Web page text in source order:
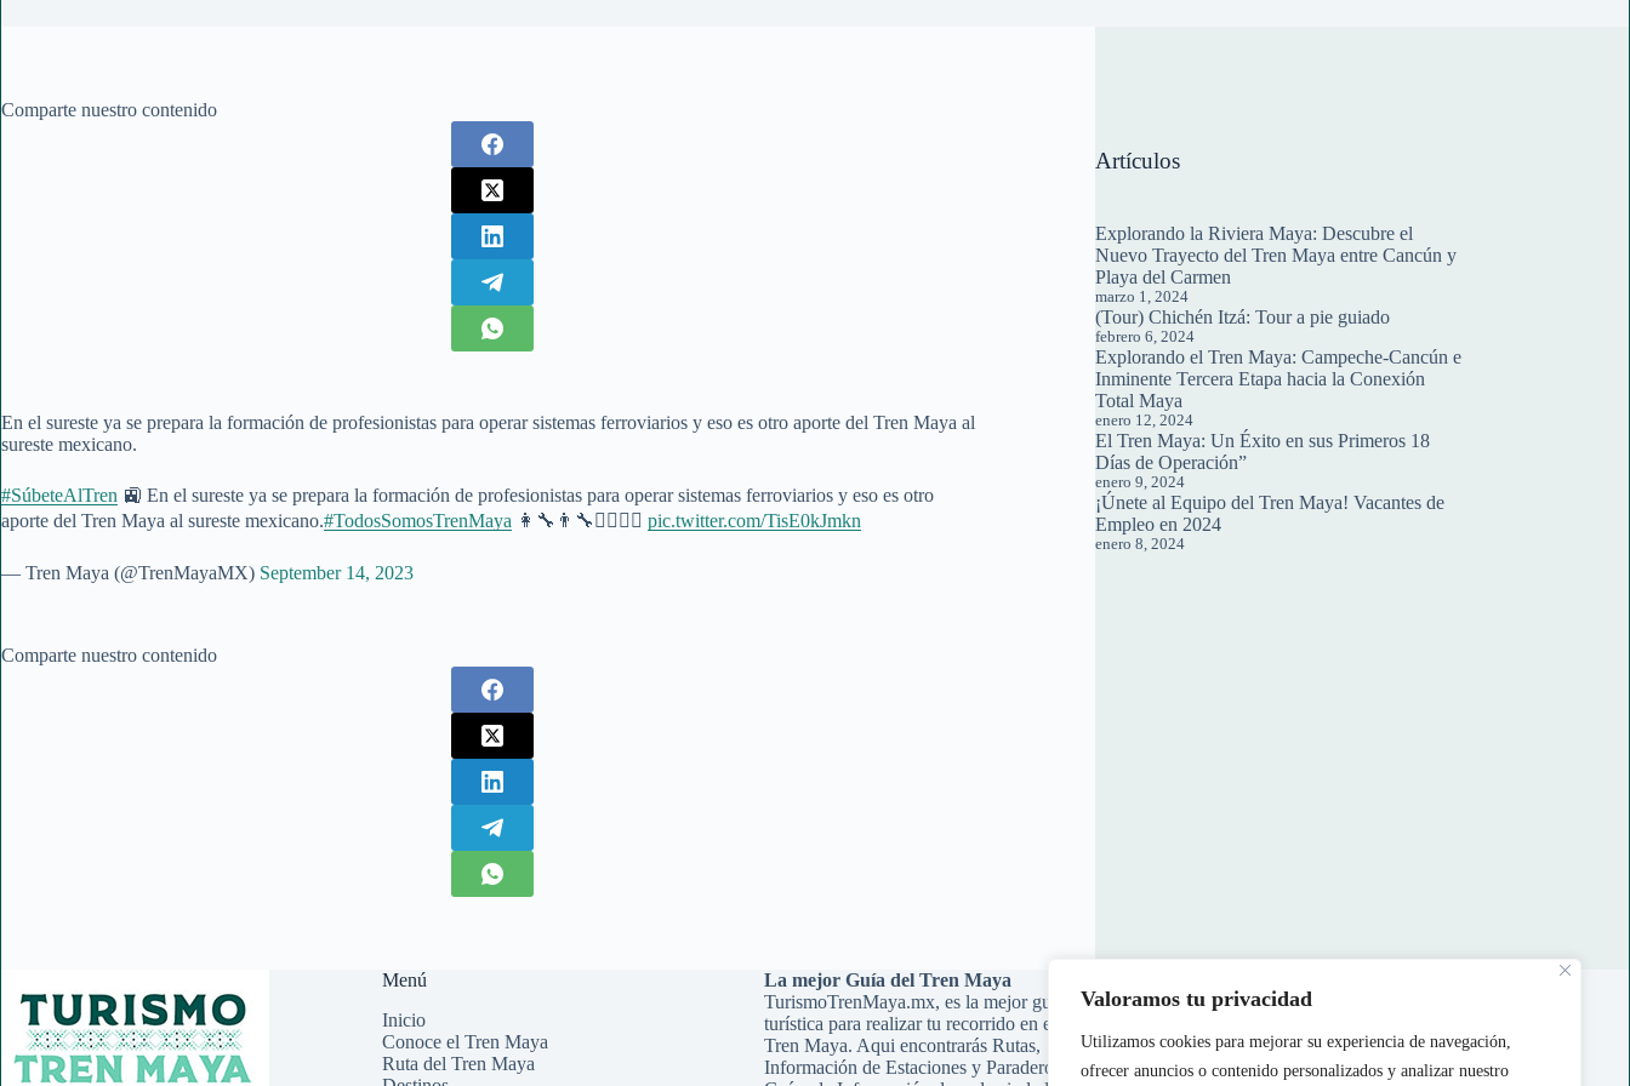
Valoramos tu privacidad
Utilizamos cookies para mejorar su experiencia de navegación,
ofrecer anuncios o contenido personalizados y analizar nuestro
Comparte nuestro contenido
En el sureste ya se prepara la formación de profesionistas para operar sistemas ferroviarios y eso es otro aporte del Tren Maya al
sureste mexicano.
#SúbeteAlTren 🚉 En el sureste ya se prepara la formación de profesionistas para operar sistemas ferroviarios y eso es otro
aporte del Tren Maya al sureste mexicano.#TodosSomosTrenMaya 👩‍🔧👨‍🔧👩‍✈️👨‍✈️ pic.twitter.com/TisE0kJmkn
— Tren Maya (@TrenMayaMX) September 14, 2023
Comparte nuestro contenido
Artículos
Explorando la Riviera Maya: Descubre el
Nuevo Trayecto del Tren Maya entre Cancún y
Playa del Carmen
marzo 1, 2024
(Tour) Chichén Itzá: Tour a pie guiado
febrero 6, 2024
Explorando el Tren Maya: Campeche-Cancún e
Inminente Tercera Etapa hacia la Conexión
Total Maya
enero 12, 2024
El Tren Maya: Un Éxito en sus Primeros 18
Días de Operación”
enero 9, 2024
¡Únete al Equipo del Tren Maya! Vacantes de
Empleo en 2024
enero 8, 2024
Menú
Inicio
Conoce el Tren Maya
Ruta del Tren Maya
La mejor Guía del Tren Maya
TurismoTrenMaya.mx, es la mejor guía
turística para realizar tu recorrido en el
Tren Maya. Aqui encontrarás Rutas,
Información de Estaciones y Paraderos,
Política de Cookies|Politica de